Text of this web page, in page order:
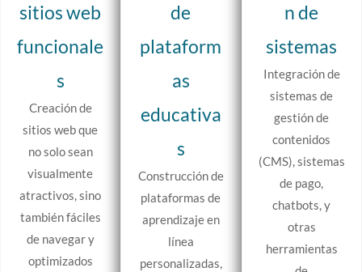
sitios web
funcionale
s
Creación de
sitios web que
no solo sean
visualmente
atractivos, sino
también fáciles
de navegar y
optimizados
de
plataform
as
educativa
s
Construcción de
plataformas de
aprendizaje en
línea
personalizadas,
n de
sistemas
Integración de
sistemas de
gestión de
contenidos
(CMS), sistemas
de pago,
chatbots, y
otras
herramientas